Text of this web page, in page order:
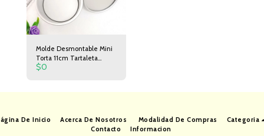
Molde Desmontable Mini
Torta 11cm Tartaleta
Postre
$0
De Inicio Acerca De Nosotros Modalidad De Compras
Categoria
Contacto
Informacion